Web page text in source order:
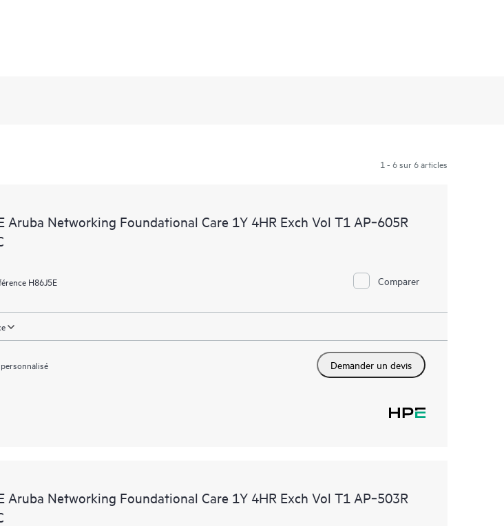
1 - 6 sur 6 articles
Aruba Networking Foundational Care 1Y 4HR Exch Vol T1 AP‑605R
H86J5E Comparer
Demander un devis
Aruba Networking Foundational Care 1Y 4HR Exch Vol T1 AP‑503R